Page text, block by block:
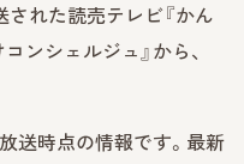
された読売テレビ『かん
ンシェルジュ』から、
放送時点の情報です。最新